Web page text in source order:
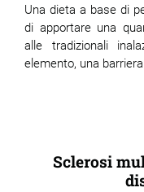
Una dieta a base di
di apportare una
alle tradizionali
elemento, una
Sclerosi